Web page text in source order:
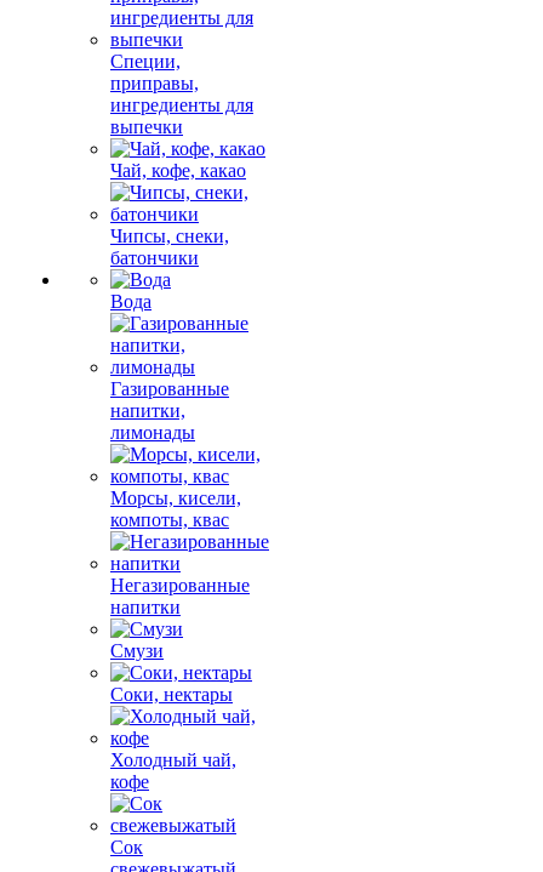
Специи,
приправы,
ингредиенты для
выпечки
Чай, кофе, какао
Чипсы, снеки,
батончики
Вода
Газированные
напитки,
лимонады
Морсы, кисели,
компоты, квас
Негазированные
напитки
Смузи
Соки, нектары
Холодный чай,
кофе
Сок